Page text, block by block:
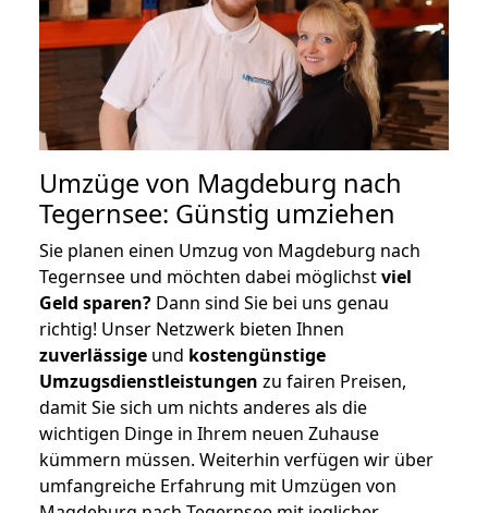
Umzüge von Magdeburg nach
Tegernsee: Günstig umziehen
Sie planen einen Umzug von Magdeburg nach
Tegernsee und möchten dabei möglichstviel
Geld sparen? Dann sind Sie bei uns genau
richtig! Unser Netzwerk bieten Ihnen
zuverlässige und kostengünstige
Umzugsdienstleistungen zu fairen Preisen,
damit Sie sich um nichts anderes als die
wichtigen Dinge in Ihrem neuen Zuhause
kümmern müssen. Weiterhin verfügen wir über
umfangreiche Erfahrung mit Umzügen von